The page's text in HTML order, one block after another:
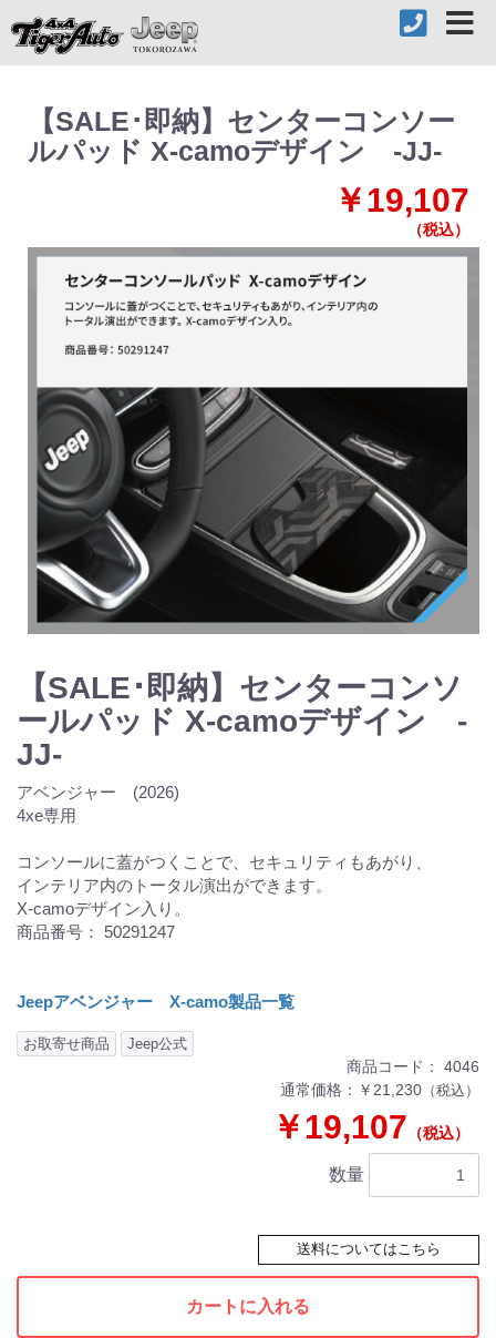
【SALE･即納】センターコンソー
ルパッド X-camoデザイン -JJ-
￥19,107
（税込）
【SALE･即納】センターコンソ
ールパッド X-camoデザイン -
JJ-
アベンジャー (2026)
4xe専用
コンソールに蓋がつくことで、セキュリティもあがり、
インテリア内のトータル演出ができます。
X-camoデザイン入り。
商品番号： 50291247
Jeepアベンジャー X-camo製品一覧
お取寄せ商品 Jeep公式
商品コード： 4046
通常価格：￥21,230 （税込）
￥19,107 （税込）
数量
送料についてはこちら
カートに入れる